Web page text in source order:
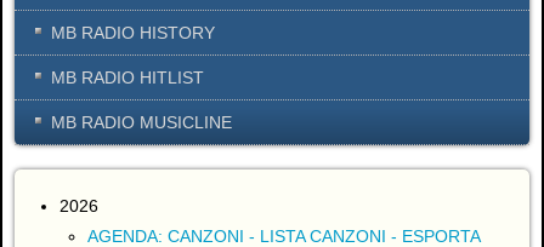
MB RADIO HISTORY
MB RADIO HITLIST
MB RADIO MUSICLINE
2026
AGENDA: CANZONI - LISTA CANZONI - ESPORTA